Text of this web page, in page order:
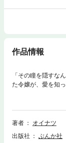
作品情報
「その瞳を隠すな
た令嬢が、愛を知
せいで家族から「
戦地での道具とし
い」と思う気持ち
わからない中で、
用意されていたの
著者
オイナツ
出版社
ぶんか社